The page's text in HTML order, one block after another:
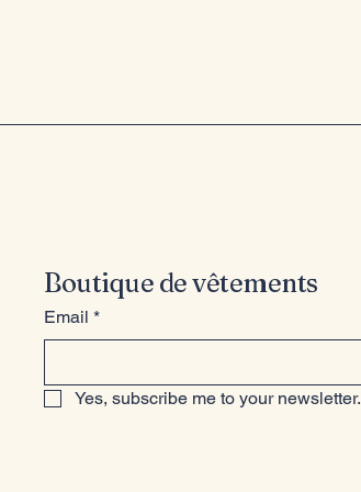
Boutique de vêtements
Email *
Yes, subscribe me to your newsletter.